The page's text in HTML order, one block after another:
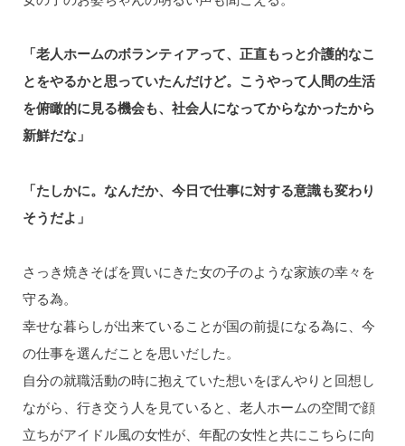
「⽼人ホームのボランティアって、正直もっと介護的なこ
とをやるかと思っていたんだけど。こうやって⼈間の⽣活
を俯瞰的に見る機会も、社会人になってからなかったから
新鮮だな」
「たしかに。なんだか、今日で仕事に対する意識も変わり
そうだよ」
さっき焼きそばを買いにきた⼥の子のような家族の幸々を
守る為。
幸せな暮らしが出来ていることが国の前提になる為に、今
の仕事を選んだことを思いだした。
自分の就職活動の時に抱えていた想いをぼんやりと回想し
ながら、行き交う人を見ていると、老人ホームの空間で顔
立ちがアイドル風の女性が、年配の女性と共にこちらに向